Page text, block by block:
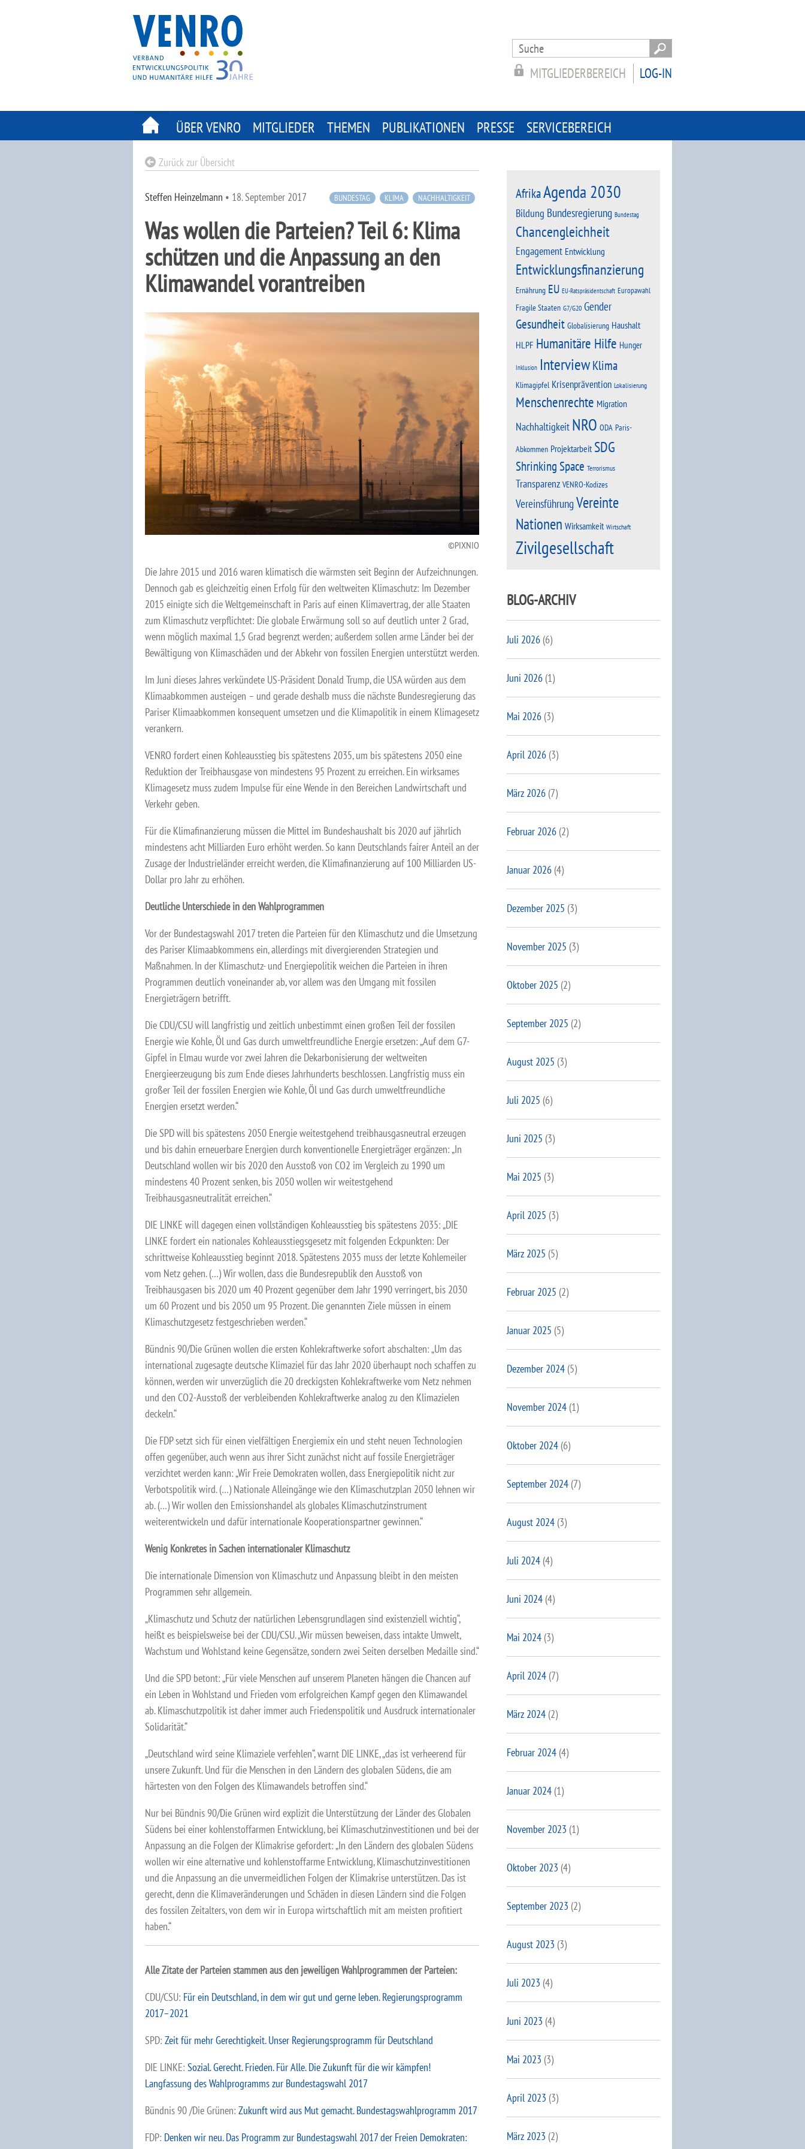
Search
for:
LOG-IN
MITGLIEDERBEREICH
ÜBER VENRO MITGLIEDER THEMEN PUBLIKATIONEN PRESSE SERVICEBEREICH
Zurück zur Übersicht
BUNDESTAG KLIMA NACHHALTIGKEIT
Steffen Heinzelmann • 18. September 2017
Was wollen die Parteien? Teil 6: Klima
schützen und die Anpassung an den
Klimawandel vorantreiben
PIXNIO
Die Jahre 2015 und 2016 waren klimatisch die wärmsten seit Beginn der Aufzeichnungen.
Dennoch gab es gleichzeitig einen Erfolg für den weltweiten Klimaschutz: Im Dezember
2015 einigte sich die Weltgemeinschaft in Paris auf einen Klimavertrag, der alle Staaten
zum Klimaschutz verpflichtet: Die globale Erwärmung soll so auf deutlich unter 2 Grad,
wenn möglich maximal 1,5 Grad begrenzt werden; außerdem sollen arme Länder bei der
Bewältigung von Klimaschäden und der Abkehr von fossilen Energien unterstützt werden.
Im Juni dieses Jahres verkündete US-Präsident Donald Trump, die USA würden aus dem
Klimaabkommen austeigen – und gerade deshalb muss die nächste Bundesregierung das
Pariser Klimaabkommen konsequent umsetzen und die Klimapolitik in einem Klimagesetz
verankern.
VENRO fordert einen Kohleausstieg bis spätestens 2035, um bis spätestens 2050 eine
Reduktion der Treibhausgase von mindestens 95 Prozent zu erreichen. Ein wirksames
Klimagesetz muss zudem Impulse für eine Wende in den Bereichen Landwirtschaft und
Verkehr geben.
Für die Klimafinanzierung müssen die Mittel im Bundeshaushalt bis 2020 auf jährlich
mindestens acht Milliarden Euro erhöht werden. So kann Deutschlands fairer Anteil an der
Zusage der Industrieländer erreicht werden, die Klimafinanzierung auf 100 Milliarden US-
Dollar pro Jahr zu erhöhen.
Deutliche Unterschiede in den Wahlprogrammen
Vor der Bundestagswahl 2017 treten die Parteien für den Klimaschutz und die Umsetzung
des Pariser Klimaabkommens ein, allerdings mit divergierenden Strategien und
Maßnahmen. In der Klimaschutz- und Energiepolitik weichen die Parteien in ihren
Programmen deutlich voneinander ab, vor allem was den Umgang mit fossilen
Energieträgern betrifft.
Die CDU/CSU will langfristig und zeitlich unbestimmt einen großen Teil der fossilen
Energie wie Kohle, Öl und Gas durch umweltfreundliche Energie ersetzen: „Auf dem G7-
Gipfel in Elmau wurde vor zwei Jahren die Dekarbonisierung der weltweiten
Energieerzeugung bis zum Ende dieses Jahrhunderts beschlossen. Langfristig muss ein
großer Teil der fossilen Energien wie Kohle, Öl und Gas durch umweltfreundliche
Energien ersetzt werden.“
Die SPD will bis spätestens 2050 Energie weitestgehend treibhausgasneutral erzeugen
und bis dahin erneuerbare Energien durch konventionelle Energieträger ergänzen: „In
Deutschland wollen wir bis 2020 den Ausstoß von CO2 im Vergleich zu 1990 um
mindestens 40 Prozent senken, bis 2050 wollen wir weitestgehend
Treibhausgasneutralität erreichen.“
DIE LINKE will dagegen einen vollständigen Kohleausstieg bis spätestens 2035: „DIE
LINKE fordert ein nationales Kohleausstiegsgesetz mit folgenden Eckpunkten: Der
schrittweise Kohleausstieg beginnt 2018. Spätestens 2035 muss der letzte Kohlemeiler
vom Netz gehen. (…) Wir wollen, dass die Bundesrepublik den Ausstoß von
Treibhausgasen bis 2020 um 40 Prozent gegenüber dem Jahr 1990 verringert, bis 2030
um 60 Prozent und bis 2050 um 95 Prozent. Die genannten Ziele müssen in einem
Klimaschutzgesetz festgeschrieben werden.“
Bündnis 90/Die Grünen wollen die ersten Kohlekraftwerke sofort abschalten: „Um das
international zugesagte deutsche Klimaziel für das Jahr 2020 überhaupt noch schaffen zu
können, werden wir unverzüglich die 20 dreckigsten Kohlekraftwerke vom Netz nehmen
und den CO2-Ausstoß der verbleibenden Kohlekraftwerke analog zu den Klimazielen
deckeln.“
Die FDP setzt sich für einen vielfältigen Energiemix ein und steht neuen Technologien
offen gegenüber, auch wenn aus ihrer Sicht zunächst nicht auf fossile Energieträger
verzichtet werden kann: „Wir Freie Demokraten wollen, dass Energiepolitik nicht zur
Verbotspolitik wird. (…) Nationale Alleingänge wie den Klimaschutzplan 2050 lehnen wir
ab. (…) Wir wollen den Emissionshandel als globales Klimaschutzinstrument
weiterentwickeln und dafür internationale Kooperationspartner gewinnen.“
Wenig Konkretes in Sachen internationaler Klimaschutz
Die internationale Dimension von Klimaschutz und Anpassung bleibt in den meisten
Programmen sehr allgemein.
„Klimaschutz und Schutz der natürlichen Lebensgrundlagen sind existenziell wichtig“,
heißt es beispielsweise bei der CDU/CSU. „Wir müssen beweisen, dass intakte Umwelt,
Wachstum und Wohlstand keine Gegensätze, sondern zwei Seiten derselben Medaille sind.“
Und die SPD betont: „Für viele Menschen auf unserem Planeten hängen die Chancen auf
ein Leben in Wohlstand und Frieden vom erfolgreichen Kampf gegen den Klimawandel
ab. Klimaschutzpolitik ist daher immer auch Friedenspolitik und Ausdruck internationaler
Solidarität.“
„Deutschland wird seine Klimaziele verfehlen“, warnt DIE LINKE, „das ist verheerend für
unsere Zukunft. Und für die Menschen in den Ländern des globalen Südens, die am
härtesten von den Folgen des Klimawandels betroffen sind.“
Nur bei Bündnis 90/Die Grünen wird explizit die Unterstützung der Länder des Globalen
Südens bei einer kohlenstoffarmen Entwicklung, bei Klimaschutzinvestitionen und bei der
Anpassung an die Folgen der Klimakrise gefordert: „In den Ländern des globalen Südens
wollen wir eine alternative und kohlenstoffarme Entwicklung, Klimaschutzinvestitionen
und die Anpassung an die unvermeidlichen Folgen der Klimakrise unterstützen. Das ist
gerecht, denn die Klimaveränderungen und Schäden in diesen Ländern sind die Folgen
des fossilen Zeitalters, von dem wir in Europa wirtschaftlich mit am meisten profitiert
haben.“
Alle Zitate der Parteien stammen aus den jeweiligen Wahlprogrammen der Parteien:
CDU/CSU: Für ein Deutschland, in dem wir gut und gerne leben. Regierungsprogramm
2017–2021
SPD: Zeit für mehr Gerechtigkeit. Unser Regierungsprogramm für Deutschland
DIE LINKE: Sozial. Gerecht. Frieden. Für Alle. Die Zukunft für die wir kämpfen!
Langfassung des Wahlprogramms zur Bundestagswahl 2017
Bündnis 90 /Die Grünen: Zukunft wird aus Mut gemacht. Bundestagswahlprogramm 2017
FDP: Denken wir neu. Das Programm zur Bundestagswahl 2017 der Freien Demokraten:
AfrikaAgenda 2030
Bildung Bundesregierung Bundestag
Chancengleichheit
Engagement Entwicklung
Entwicklungsfinanzierung
Ernährung EU EU-Ratspräsidentschaft Europawahl
Fragile Staaten G7/G20 Gender
Gesundheit Globalisierung Haushalt
HLPF Humanitäre Hilfe Hunger
Inklusion Interview Klima
Klimagipfel Krisenprävention Lokalisierung
Menschenrechte Migration
Nachhaltigkeit NRO ODA Paris-
Abkommen Projektarbeit SDG
Shrinking Space Terrorismus
Transparenz VENRO-Kodizes
VereinsführungVereinte
Nationen Wirksamkeit Wirtschaft
Zivilgesellschaft
BLOG-ARCHIV
Juli 2026(6)
Juni 2026(1)
Mai 2026(3)
April 2026(3)
März 2026(7)
Februar 2026(2)
Januar 2026(4)
Dezember 2025 (3)
November 2025 (3)
Oktober 2025 (2)
September 2025 (2)
August 2025 (3)
Juli 2025 (6)
Juni 2025 (3)
Mai 2025 (3)
April 2025 (3)
März 2025 (5)
Februar 2025 (2)
Januar 2025 (5)
Dezember 2024(5)
November 2024(1)
Oktober 2024(6)
September 2024(7)
August 2024(3)
Juli 2024(4)
Juni 2024(4)
Mai 2024(3)
April 2024(7)
März 2024(2)
Februar 2024(4)
Januar 2024(1)
November 2023 (1)
Oktober 2023 (4)
September 2023 (2)
August 2023 (3)
Juli 2023 (4)
Juni 2023 (4)
Mai 2023 (3)
April 2023 (3)
März 2023 (2)